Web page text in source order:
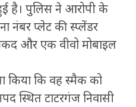
है। पुलिस ने आरोपी के
नंबर प्लेट की स्प्लेंडर
और एक वीवो मोबाइल
किया कि वह स्मैक को
स्थित टाटरगंज निवासी